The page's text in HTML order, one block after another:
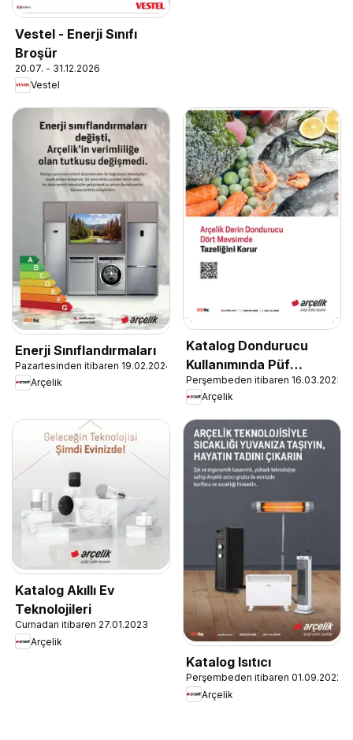
Vestel - Enerji Sınıfı
Broşür
20.07. - 31.12.2026
Vestel
Enerji Sınıflandırmaları
Pazartesinden itibaren 19.02.2024
Arçelik
Katalog Dondurucu
Kullanımında Püf
Noktaları
Perşembeden itibaren 16.03.2023
Arçelik
Katalog Akıllı Ev
Teknolojileri
Cumadan itibaren 27.01.2023
Arçelik
Katalog Isıtıcı
Perşembeden itibaren 01.09.2022
Arçelik